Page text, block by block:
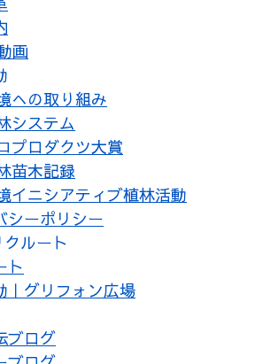
画
への取り組み
システム
プロダクツ大賞
苗木記録
イニシアティブ植林活動
シーポリシー
ルート
ト
｜グリフォン広場
ブログ